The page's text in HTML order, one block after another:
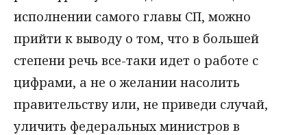
исполнении самого главы СП, можно
прийти к выводу о том, что в большей
степени речь все-таки идет о работе с
цифрами, а не о желании насолить
правительству или, не приведи случай,
уличить федеральных министров в